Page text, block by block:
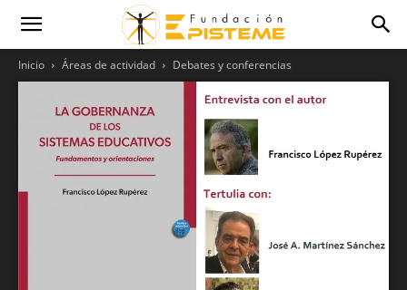
Inicio Áreas de actividad Debates y conferencias